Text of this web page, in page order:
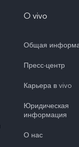
O vivo
Общая
Пресс-центр
Карьера в vivo
Юридическая
информация
О нас